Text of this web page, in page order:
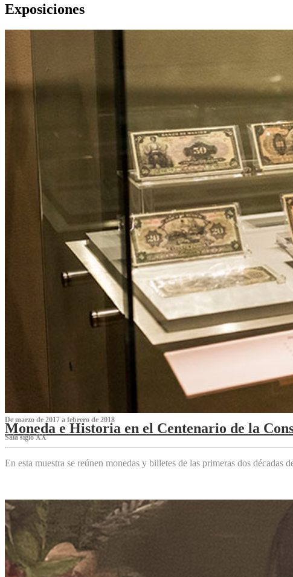
Exposiciones
De marzo de 2017 a febrero de 2018
Moneda e Historia en el Centenario de la
Sala siglo XX
En esta muestra se reúnen monedas y billetes de las primeras dos